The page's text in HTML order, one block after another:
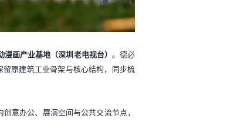
画产业基地（深圳老电视台） 。德必
原建筑工业骨架与核心结构，同步梳
意办公、展演空间与公共交流节点，